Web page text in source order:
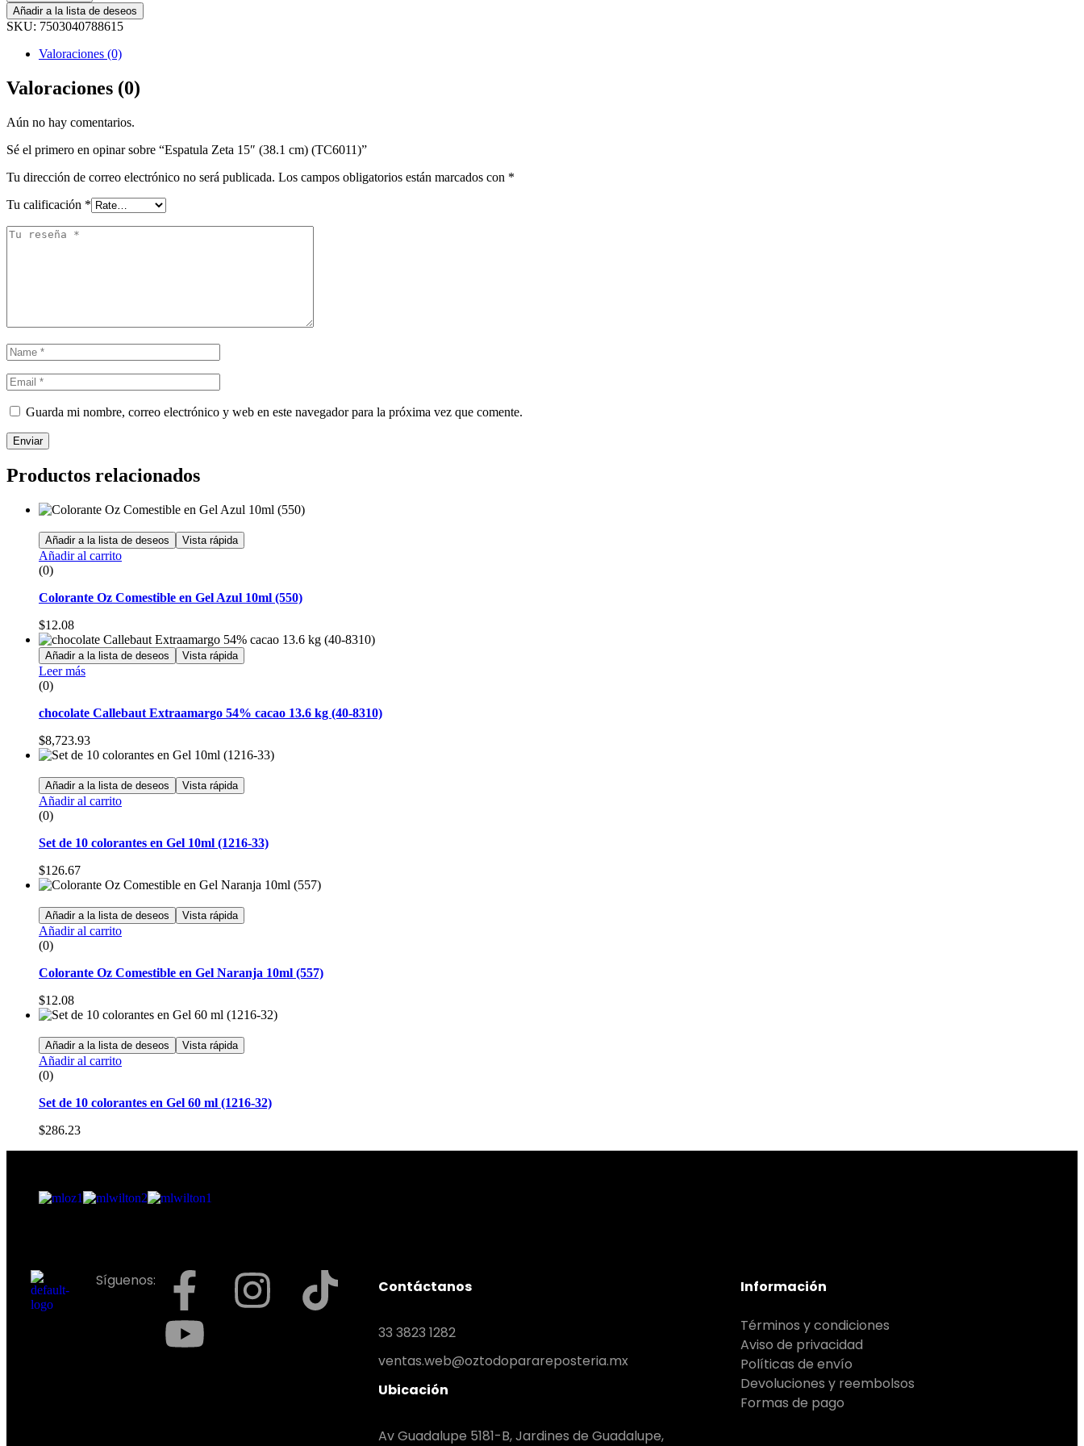
Añadir a la lista de deseos
SKU: 7503040788615
Valoraciones (0)
Valoraciones (0)
Aún no hay comentarios.
Sé el primero en opinar sobre “Espatula Zeta 15″ (38.1 cm) (TC6011)”
Tu dirección de correo electrónico no será publicada. Los campos obligatorios están marcados con *
Tu calificación *
Guarda mi nombre, correo electrónico y web en este navegador para la próxima vez que comente.
Enviar
Productos relacionados
Añadir a la lista de deseos Vista rápida
Añadir al carrito
(0)
Colorante Oz Comestible en Gel Azul 10ml (550)
$12.08
Añadir a la lista de deseos Vista rápida
Leer más
(0)
chocolate Callebaut Extraamargo 54% cacao 13.6 kg (40-8310)
$8,723.93
Añadir a la lista de deseos Vista rápida
Añadir al carrito
(0)
Set de 10 colorantes en Gel 10ml (1216-33)
$126.67
Añadir a la lista de deseos Vista rápida
Añadir al carrito
(0)
Colorante Oz Comestible en Gel Naranja 10ml (557)
$12.08
Añadir a la lista de deseos Vista rápida
Añadir al carrito
(0)
Set de 10 colorantes en Gel 60 ml (1216-32)
$286.23
Síguenos: Contáctanos
33 3823 1282
ventas.web@oztodoparareposteria.mx
Ubicación
Av Guadalupe 5181-B, Jardines de Guadalupe,
Información
Términos y condiciones
Aviso de privacidad
Políticas de envío
Devoluciones y reembolsos
Formas de pago